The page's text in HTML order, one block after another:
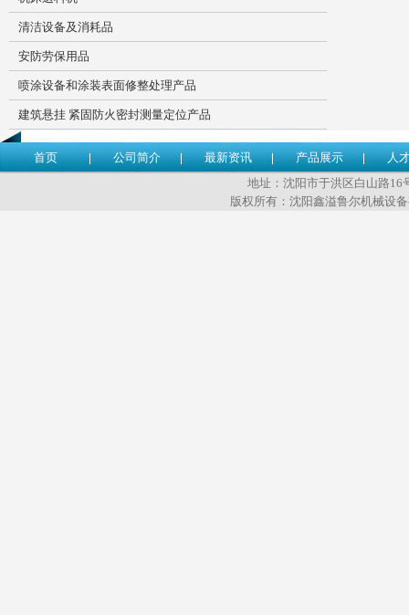
清洁设备及消耗品
安防劳保用品
喷涂设备和涂装表面修整处理产品
建筑悬挂 紧固防火密封测量定位产品
首页 公司简介 最新资讯 产品展示
人
地址：沈阳市于洪区白山路16
版权所有：沈阳鑫溢鲁尔机械设